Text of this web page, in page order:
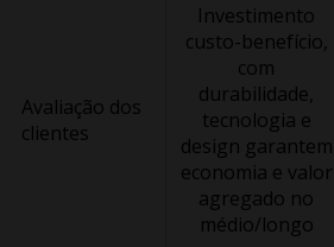
Avaliação dos
clientes
Investimento
custo-benefício,
com
durabilidade,
tecnologia e
design garantem
economia e valor
agregado no
médio/longo